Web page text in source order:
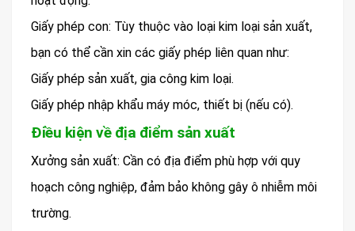
Giấy phép con: Tùy thuộc vào loại kim loại sản xuất,
bạn có thể cần xin các giấy phép liên quan như:
Giấy phép sản xuất, gia công kim loại.
Giấy phép nhập khẩu máy móc, thiết bị (nếu có).
Điều kiện về địa điểm sản xuất
Xưởng sản xuất: Cần có địa điểm phù hợp với quy
hoạch công nghiệp, đảm bảo không gây ô nhiễm môi
trường.